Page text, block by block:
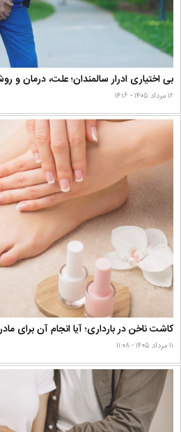
بی اختیاری ادرار سالمندان؛ علت، درمان و
۱۲ مرداد ۱۴۰۵ - ۱۴:۱۶
کاشت ناخن در بارداری؛ آیا انجام آن برای
۱۱ مرداد ۱۴۰۵ - ۱۱:۰۸